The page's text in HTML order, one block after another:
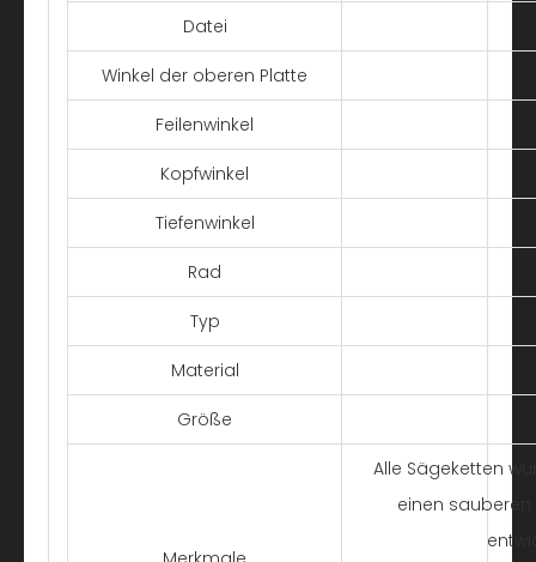
Datei
Winkel der oberen Platte
Feilenwinkel
Kopfwinkel
Tiefenwinkel
Rad
Typ
Material
Größe
Alle Sägeketten
einen